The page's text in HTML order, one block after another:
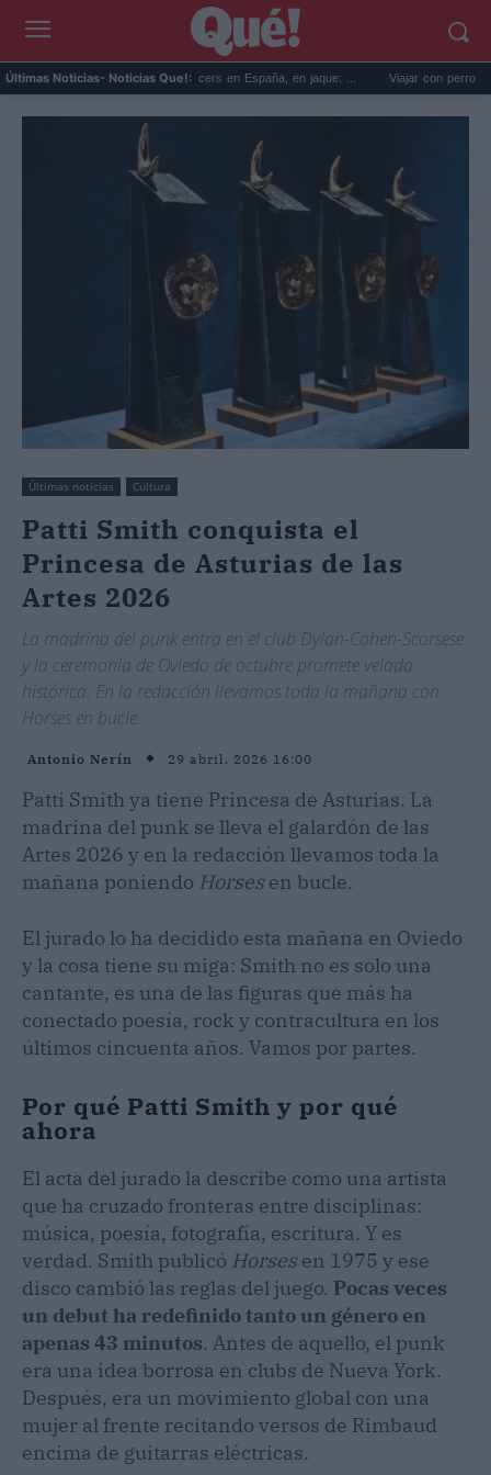
Últimas Noticias- Noticias Que!:
La regulación de influencers en España, en jaque: ... Viajar con perro en coche
Últimas noticias Cultura
Patti Smith conquista el
Princesa de Asturias de las
Artes 2026
La madrina del punk entra en el club Dylan-Cohen-Scorsese
y la ceremonia de Oviedo de octubre promete velada
histórica. En la redacción llevamos toda la mañana con
Horses en bucle.
Antonio Nerín 29 abril, 2026 16:00
Patti Smith ya tiene Princesa de Asturias. La
madrina del punk se lleva el galardón de las
Artes 2026 y en la redacción llevamos toda la
mañana poniendo Horsesen bucle.
El jurado lo ha decidido esta mañana en Oviedo
y la cosa tiene su miga: Smith no es solo una
cantante, es una de las figuras que más ha
conectado poesía, rock y contracultura en los
últimos cincuenta años. Vamos por partes.
Por qué Patti Smith y por qué
ahora
El acta del jurado la describe como una artista
que ha cruzado fronteras entre disciplinas:
música, poesía, fotografía, escritura. Y es
verdad. Smith publicó Horsesen 1975 y ese
disco cambió las reglas del juego. Pocas veces
un debut ha redefinido tanto un género en
apenas 43 minutos. Antes de aquello, el punk
era una idea borrosa en clubs de Nueva York.
Después, era un movimiento global con una
mujer al frente recitando versos de Rimbaud
encima de guitarras eléctricas.